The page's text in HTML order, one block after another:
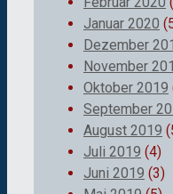
Januar 2020
Dezember
November
Oktober 2019
September
August 2019
Juli 2019 (4)
Juni 2019 (3)